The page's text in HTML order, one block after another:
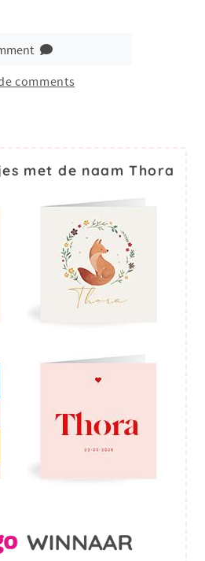
comments
met de naam Thora